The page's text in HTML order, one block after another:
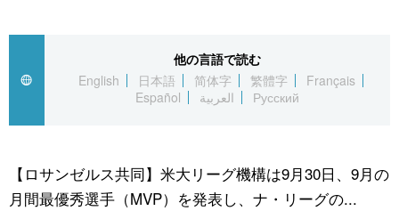
Русский
経済・ビジネス
国際
文化
トップ
アーカイブ
In-depth
Japan Data
動画/Live
スポーツ・東京2020
他の言語で読む
English
日本語 简体字 繁體字
Français
Español
العربية Русский
【ロサンゼルス共同】米大リーグ機構は9月30日、9月の
月間最優秀選手（MVP）を発表し、ナ・リーグの...